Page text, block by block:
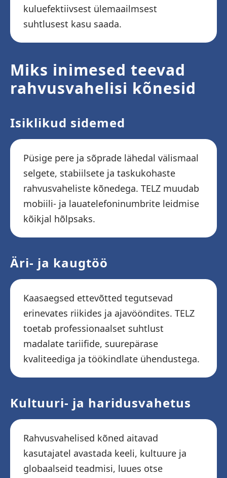
kuluefektiivsest ülemaailmsest
suhtlusest kasu saada.
Miks inimesed teevad
rahvusvahelisi kõnesid
Isiklikud sidemed
Püsige pere ja sõprade lähedal välismaal
selgete, stabiilsete ja taskukohaste
rahvusvaheliste kõnedega. TELZ muudab
mobiili- ja lauatelefoninumbrite leidmise
kõikjal hõlpsaks.
Äri- ja kaugtöö
Kaasaegsed ettevõtted tegutsevad
erinevates riikides ja ajavööndites. TELZ
toetab professionaalset suhtlust
madalate tariifide, suurepärase
kvaliteediga ja töökindlate ühendustega.
Kultuuri- ja haridusvahetus
Rahvusvahelised kõned aitavad
kasutajatel avastada keeli, kultuure ja
globaalseid teadmisi, luues otse